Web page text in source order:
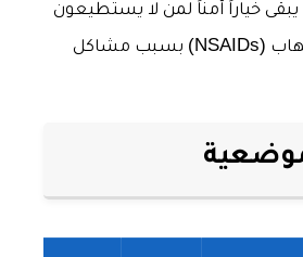
يبقى خياراً آمناً لمن لا يستطيعون
تناول مضادات الالتهاب (NSAIDs) بسبب مشاكل